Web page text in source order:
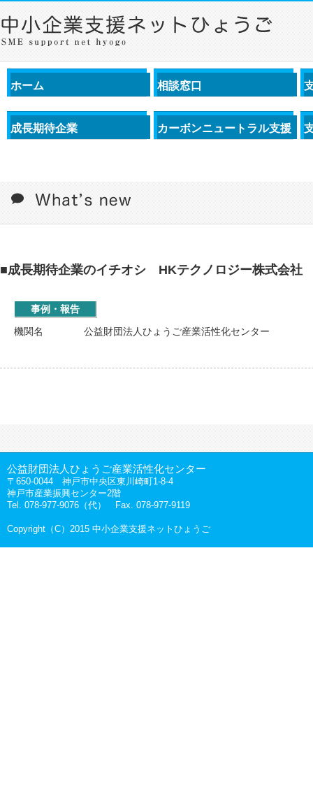
ホーム 相談窓口
成長期待企業 カーボンニュートラル支援
■成長期待企業のイチオシ HKテクノロジー株式会社
事例・報告
機関名
公益財団法人ひょうご産業活性化センター
公益財団法人ひょうご産業活性化センター
〒650-0044 神戸市中央区東川崎町1-8-4
神戸市産業振興センター2階
Tel. 078-977-9076（代） Fax. 078-977-9119
Copyright（C）2015 中小企業支援ネットひょうご